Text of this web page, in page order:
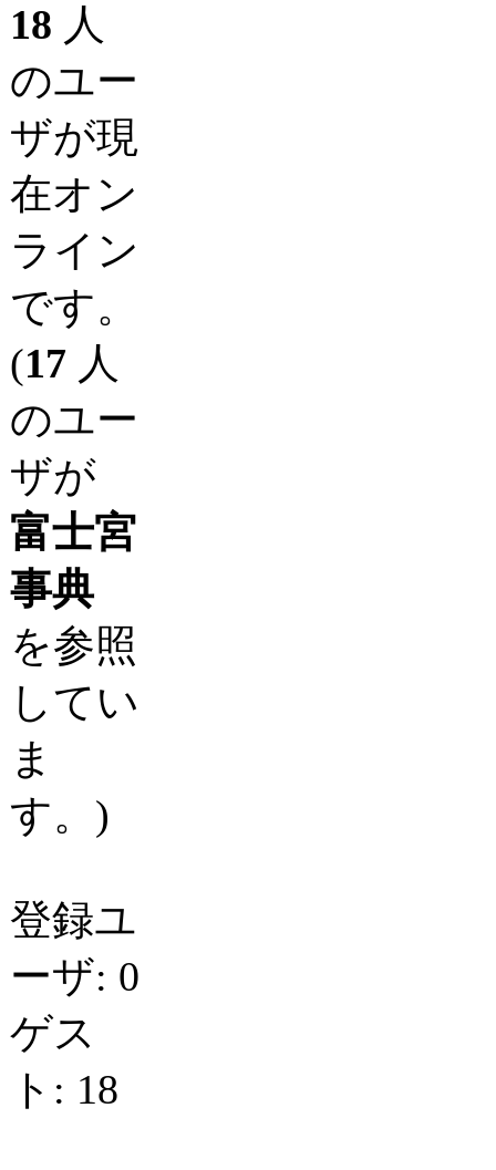
18 人
のユー
ザが現
在オン
ライン
です。
(17 人
のユー
ザが
富士宮
事典
を参照
してい
ま
す。)
登録ユ
ーザ: 0
ゲス
ト: 18